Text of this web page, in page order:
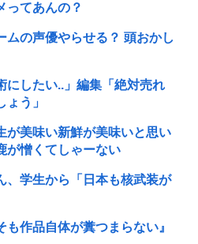
ってあんの？
ムの声優やらせる？ 頭おかし
にしたい..」編集「絶対売れ
う」
が美味い新鮮が美味いと思い
が憎くてしゃーない
、学生から「日本も核武装が
も作品自体が糞つまらない』